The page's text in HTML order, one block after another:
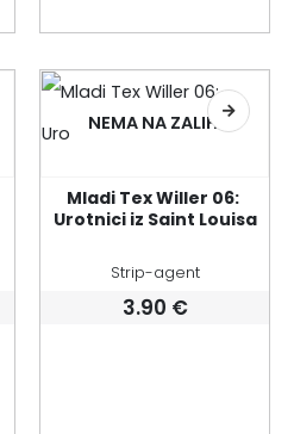
NEMA NA ZALIHI
Mladi Tex Willer 06:
Urotnici iz Saint Louisa
Strip-agent
3.90 €